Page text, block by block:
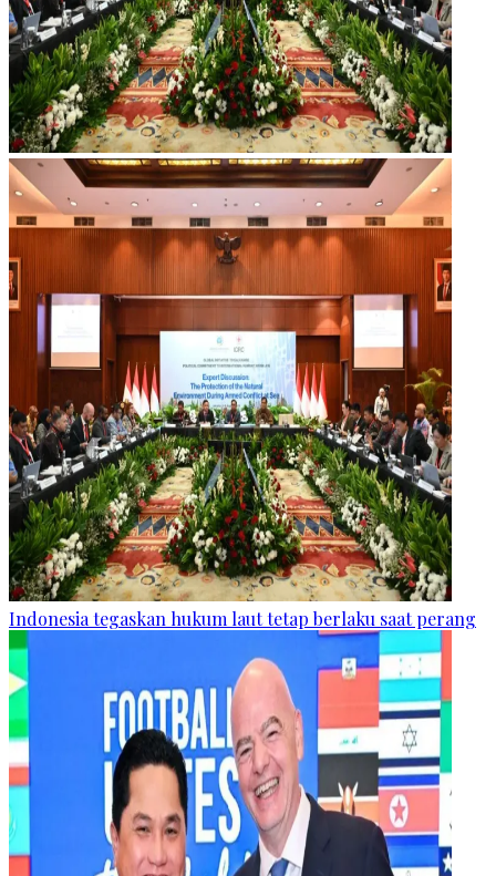
Indonesia tegaskan hukum laut tetap berlaku saat perang